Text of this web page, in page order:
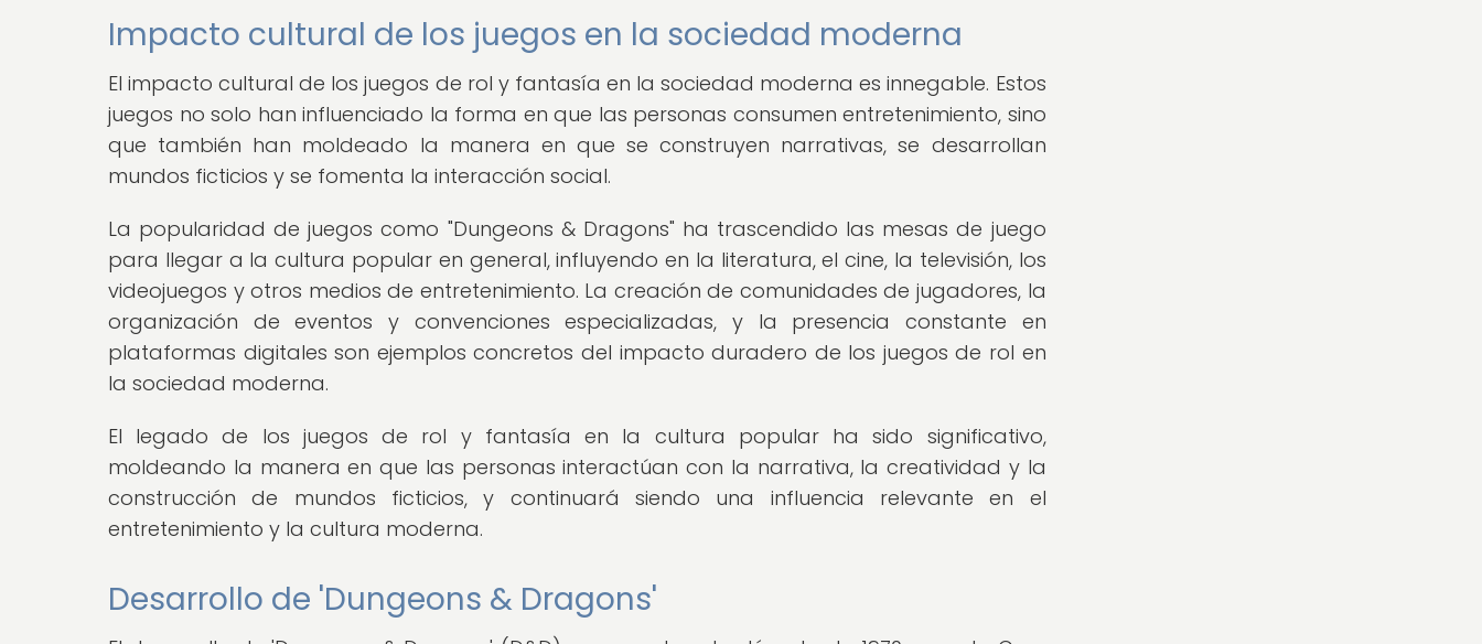
Impacto cultural de los juegos en la sociedad moderna
El impacto cultural de los juegos de rol y fantasía en la sociedad moderna es innegable. Estos
juegos no solo han influenciado la forma en que las personas consumen entretenimiento, sino
que también han moldeado la manera en que se construyen narrativas, se desarrollan
mundos ficticios y se fomenta la interacción social.
La popularidad de juegos como "Dungeons & Dragons" ha trascendido las mesas de juego
para llegar a la cultura popular en general, influyendo en la literatura, el cine, la televisión, los
videojuegos y otros medios de entretenimiento. La creación de comunidades de jugadores, la
organización de eventos y convenciones especializadas, y la presencia constante en
plataformas digitales son ejemplos concretos del impacto duradero de los juegos de rol en
la sociedad moderna.
El legado de los juegos de rol y fantasía en la cultura popular ha sido significativo,
moldeando la manera en que las personas interactúan con la narrativa, la creatividad y la
construcción de mundos ficticios, y continuará siendo una influencia relevante en el
entretenimiento y la cultura moderna.
Desarrollo de 'Dungeons & Dragons'